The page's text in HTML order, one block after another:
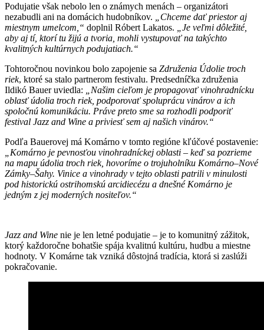
Podujatie však nebolo len o známych menách – organizátori
nezabudli ani na domácich hudobníkov.
„Chceme dať priestor aj
miestnym umelcom,“ doplnil Róbert Lakatos.
„Je veľmi dôležité,
aby aj tí, ktorí tu žijú a tvoria, mohli vystupovať na takýchto
kvalitných kultúrnych podujatiach.“
Tohtoročnou novinkou bolo zapojenie sa Združenia Údolie troch
riek, ktoré sa stalo partnerom festivalu. Predsedníčka združenia
Ildikó Bauer uviedla:
„Našim cieľom je propagovať vinohradnícku
oblasť údolia troch riek, podporovať spoluprácu vinárov a ich
spoločnú komunikáciu. Práve preto sme sa rozhodli podporiť
festival Jazz and Wine a priviesť sem aj našich vinárov.“
Podľa Bauerovej má Komárno v tomto regióne kľúčové postavenie:
„Komárno je pevnosťou vinohradníckej oblasti – keď sa pozrieme
na mapu údolia troch riek, hovoríme o trojuholníku Komárno–Nové
Zámky–Šahy. Vinice a vinohrady v tejto oblasti patrili v minulosti
pod historickú ostrihomskú arcidiecézu a dnešné Komárno je
jedným z jej moderných nositeľov.“
Jazz and Wine nie je len letné podujatie – je to komunitný zážitok,
ktorý každoročne bohatšie spája kvalitnú kultúru, hudbu a miestne
hodnoty. V Komárne tak vzniká dôstojná tradícia, ktorá si zaslúži
pokračovanie.